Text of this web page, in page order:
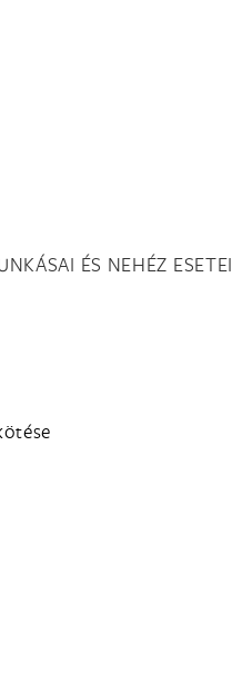
ÉS NEHÉZ ESETEI